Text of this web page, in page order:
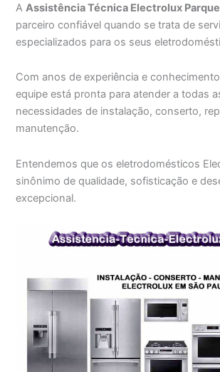
AAssistência Técnica Electrolux Parque
parceiro confiável quando se trata de
especializados para os seus
Com anos de experiência e
equipe está pronta para atender a todas
necessidades de instalação, conserto,
manutenção.
Entendemos que os eletrodomésticos
sinônimo de qualidade, sofisticação e
excepcional.